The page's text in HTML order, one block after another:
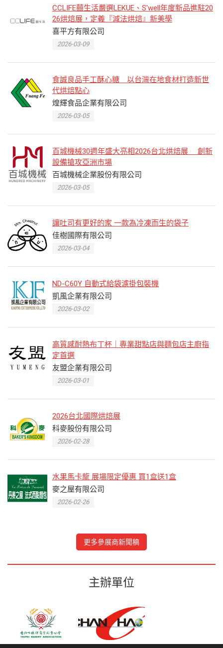
CCLIFE囍生活嚴選LEKUE、S'well年度新品進駐20
26烘焙展，定義『減法烘焙』新美學
喜平方有限公司
2026-03-09
食誠良品手工酥心糖 以台灣在地食材打造新世
代烘焙點心
煌輝食品企業有限公司
2026-03-05
百城機械30週年盛大亮相2026台北烘焙展 創新
設備搶攻亞洲市場
百城機械企業股份有限公司
2026-03-05
讓吐司有更好的家 一款為冷凍而生的袋子
佳樹國際有限公司
2026-03-04
ND-C60Y 自動式給袋濾掛包裝機
凱風企業有限公司
2026-03-02
高質感耐熱布丁杯｜專業甜點店與麵包店主廚指
定首選
友盟企業有限公司
2026-03-01
2026台北國際烘焙展
科麥股份有限公司
2026-02-28
水果馬卡龍 展場限定優惠 買1盒送1盒
麥之屋有限公司
2026-02-26
更多參展商新聞稿
主辦單位